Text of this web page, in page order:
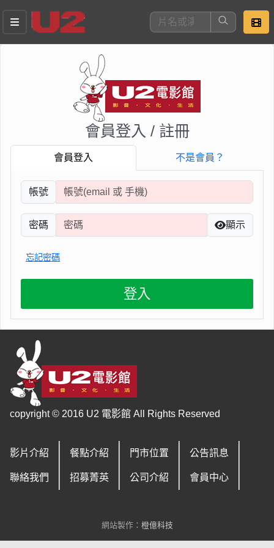
去敲定看片時間
會員登入 / 註冊
會員登入 不是會員？
帳號
密碼 顯示
忘記密碼
copyright © 2016 U2 電影館 All Rights Reserved
影片介紹 餐點介紹 門市位置 公告訊息
聯絡我們 招募菁英 公司介紹 會員中心
網站製作： 橙億科技